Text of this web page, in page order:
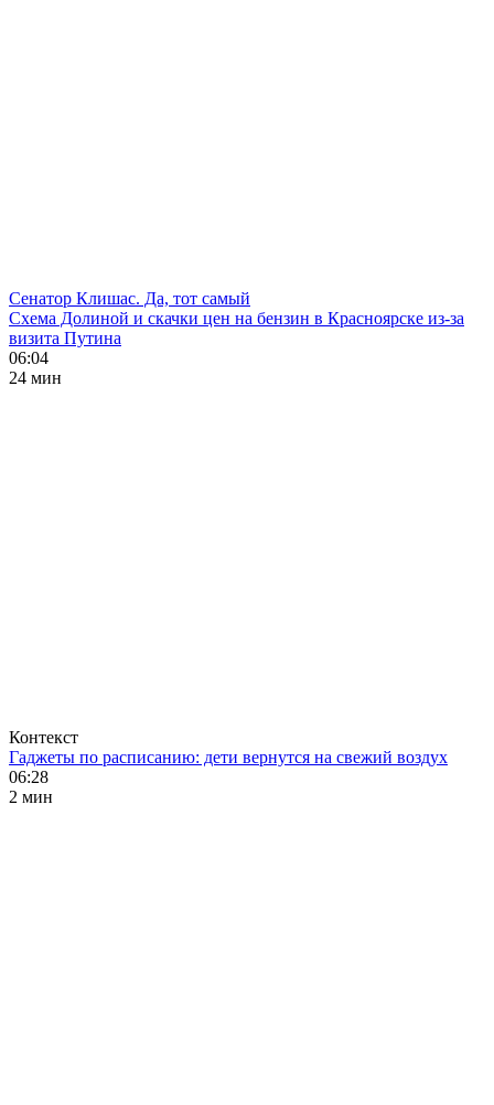
Сенатор Клишас. Да, тот самый
Схема Долиной и скачки цен на бензин в Красноярске из-за
визита Путина
06:04
24 мин
Контекст
Гаджеты по расписанию: дети вернутся на свежий воздух
06:28
2 мин